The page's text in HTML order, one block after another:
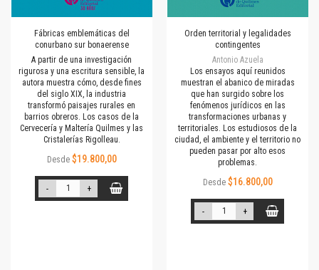
Fábricas emblemáticas del
conurbano sur bonaerense
A partir de una investigación
rigurosa y una escritura sensible, la
autora muestra cómo, desde fines
del siglo XIX, la industria
transformó paisajes rurales en
barrios obreros. Los casos de la
Cervecería y Maltería Quilmes y las
Cristalerías Rigolleau.
Desde $19.800,00
- +
Orden territorial y legalidades
contingentes
Antonio Azuela
Los ensayos aquí reunidos
muestran el abanico de miradas
que han surgido sobre los
fenómenos jurídicos en las
transformaciones urbanas y
territoriales. Los estudiosos de la
ciudad, el ambiente y el territorio no
pueden pasar por alto esos
problemas.
Desde $16.800,00
- +